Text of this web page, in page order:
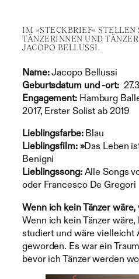
IM »STECKBRIEF« STELLEN
TÄNZERINNEN UND
JACOPO BELLUSSI.
Name:Jacopo Bellussi
Geburtsdatum und -ort:
Engagement:Hamburg
2017, Erster Solist ab 2019
Lieblingsfarbe: Blau
Lieblingsfilm: »Das Leben
Benigni
Lieblingssong: Alle Songs
oder Francesco De Gregori
Wenn ich kein Tänzer
Wenn ich kein Tänzer
studiert und wäre vielleicht
geworden. Es war ein
bevor ich Tänzer werden